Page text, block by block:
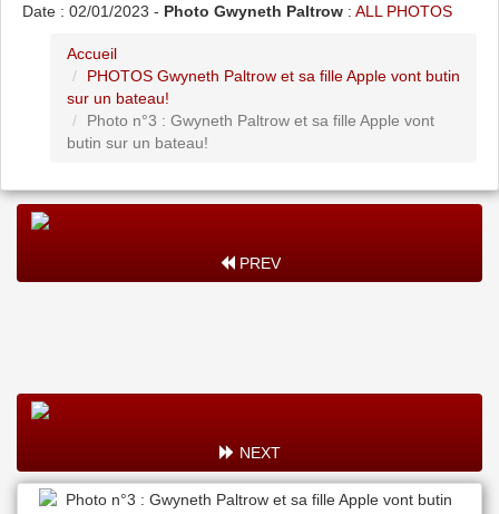
Date : 02/01/2023 - Photo Gwyneth Paltrow : ALL PHOTOS
Accueil
PHOTOS Gwyneth Paltrow et sa fille Apple vont butin
sur un bateau!
Photo n°3 : Gwyneth Paltrow et sa fille Apple vont
butin sur un bateau!
PREV
NEXT